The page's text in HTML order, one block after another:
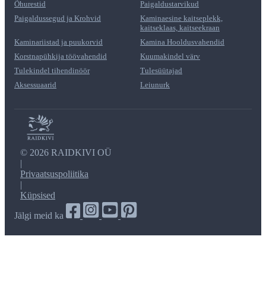
Õhurestid
Paigaldustarvikud
Paigaldussegud ja Krohvid
Kaminaesine kaitseplekk,
kaitseklaas, kaitseekraan
Kaminariistad ja puukorvid
Kamina Hooldusvahendid
Korstnapühkija töövahendid
Kuumakindel värv
Tulekindel tihendinöör
Tulesüütajad
Aksessuaarid
Leiunurk
© 2026 RAIDKIVI OÜ
Privaatsuspoliitika
Küpsised
Jälgi meid ka